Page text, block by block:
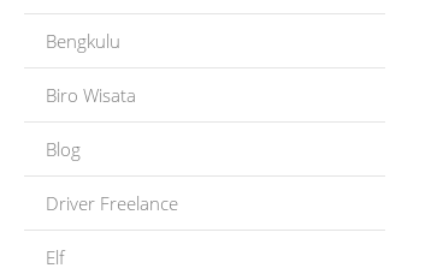
Bengkulu
Biro Wisata
Blog
Driver Freelance
Elf